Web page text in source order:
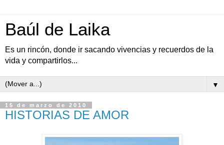
Baúl de Laika
Es un rincón, donde ir sacando vivencias y recuerdos de la
vida y compartirlos...
▼
15 de marzo de 2010
HISTORIAS DE AMOR